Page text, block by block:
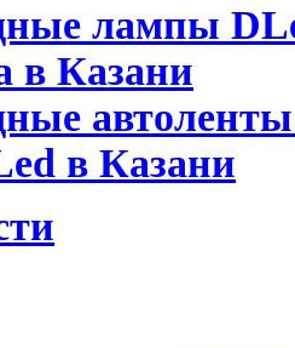
лампы
в Казани
в Казани